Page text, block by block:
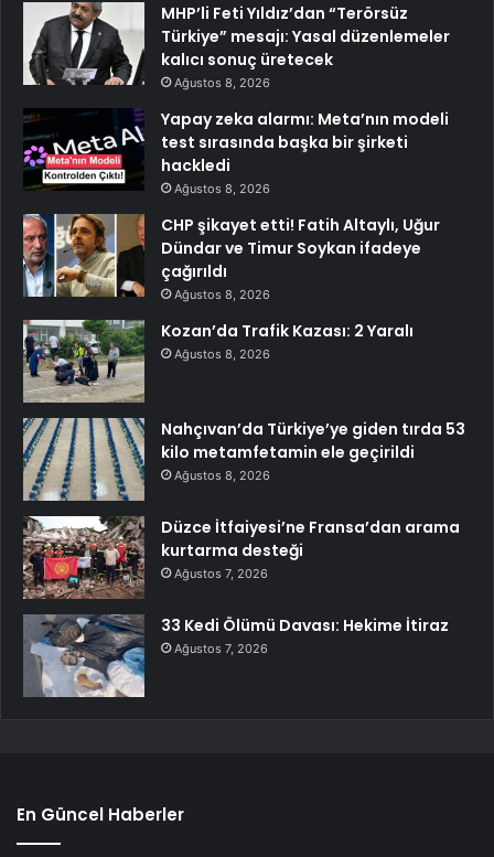
MHP’li Feti Yıldız’dan “Terörsüz
Türkiye” mesajı: Yasal düzenlemeler
kalıcı sonuç üretecek
Ağustos 8, 2026
Yapay zeka alarmı: Meta’nın modeli
test sırasında başka bir şirketi
hackledi
Ağustos 8, 2026
CHP şikayet etti! Fatih Altaylı, Uğur
Dündar ve Timur Soykan ifadeye
çağırıldı
Ağustos 8, 2026
Kozan’da Trafik Kazası: 2 Yaralı
Ağustos 8, 2026
Nahçıvan’da Türkiye’ye giden tırda 53
kilo metamfetamin ele geçirildi
Ağustos 8, 2026
Düzce İtfaiyesi’ne Fransa’dan arama
kurtarma desteği
Ağustos 7, 2026
33 Kedi Ölümü Davası: Hekime İtiraz
Ağustos 7, 2026
En Güncel Haberler